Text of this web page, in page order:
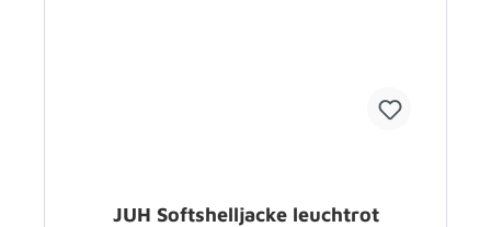
JUH Softshelljacke leuchtrot